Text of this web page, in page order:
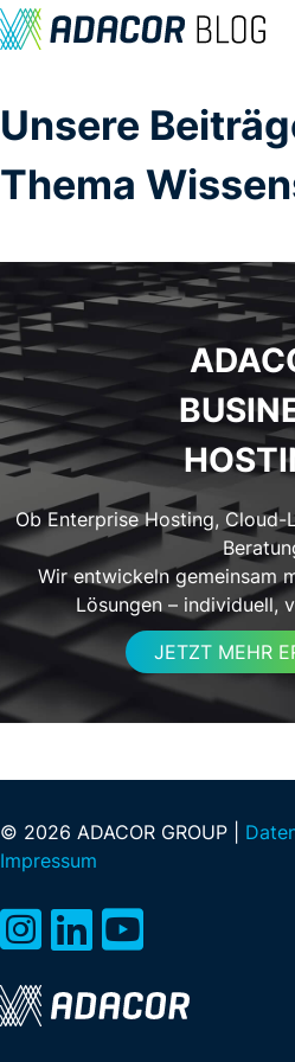
Unsere
Thema
Ob Enterprise Hosting,
Wir entwickeln gemeinsam
Lösungen – individuell,
JETZT MEHR
© 2026 ADACOR GROUP |
Impressum